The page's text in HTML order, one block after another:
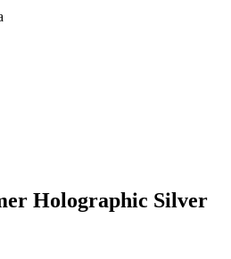
Holographic Silver